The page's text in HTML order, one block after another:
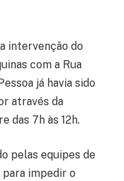
intervenção do
com a Rua
já havia sido
através da
das 7h às 12h.
pelas equipes de
impedir o